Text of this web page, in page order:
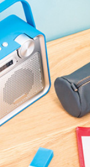
Toutes les